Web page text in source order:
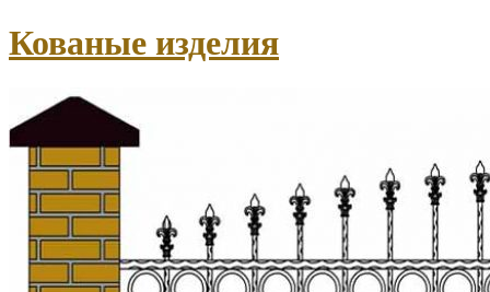
Кованые изделия